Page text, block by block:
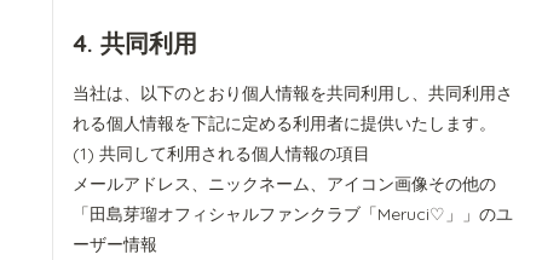
4. 共同利用
当社は、以下のとおり個人情報を共同利用し、共同利用さ
れる個人情報を下記に定める利用者に提供いたします。
共同して利用される個人情報の項目
メールアドレス、ニックネーム、アイコン画像その他の
「田島芽瑠オフィシャルファンクラブ「Meruci♡」」のユ
ーザー情報